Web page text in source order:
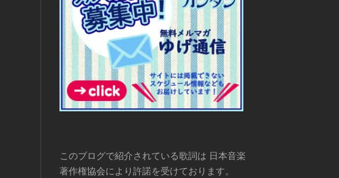
このブログで紹介されている歌詞は 日本音楽
著作権協会により許諾を受けております。